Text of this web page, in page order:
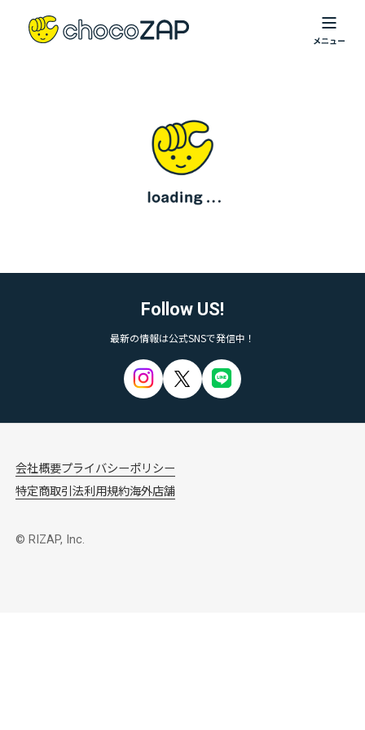
Follow US!
最新の情報は公式SNSで発信中！
会社概要プライバシーポリシー
特定商取引法利用規約海外店舗
© RIZAP, Inc.